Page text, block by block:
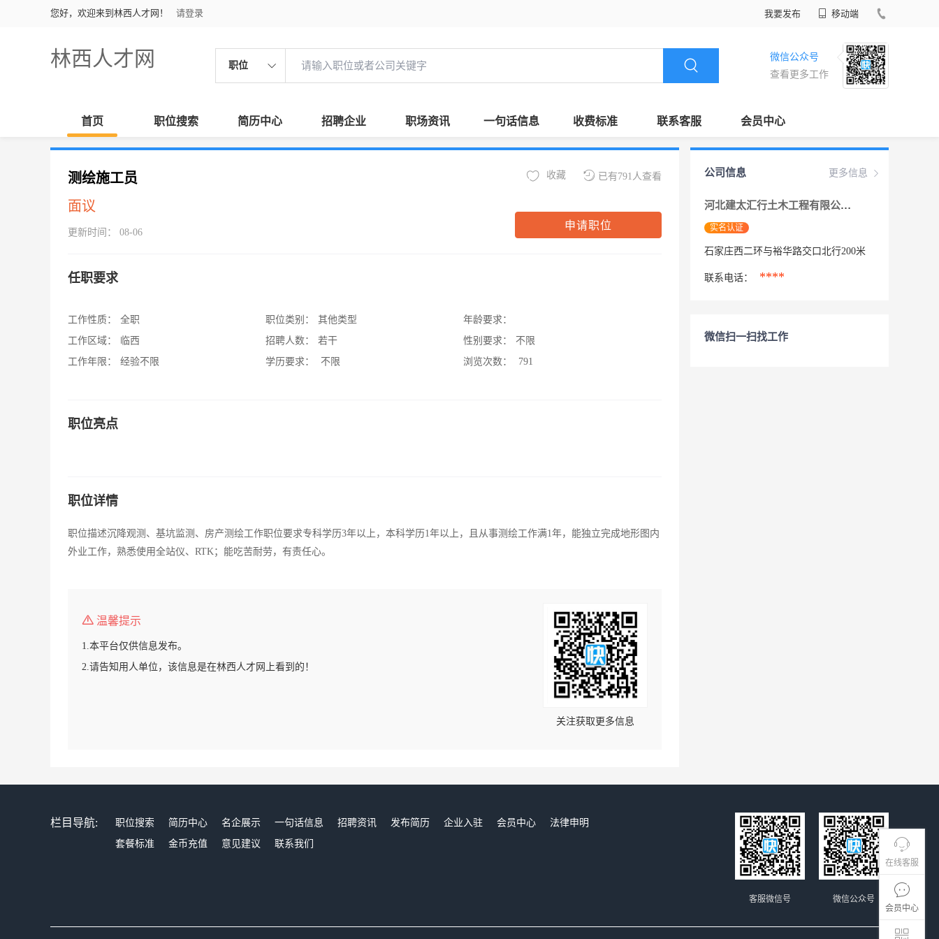
您好，欢迎来到林西人才网！ 请登录 我要发布 移动端
林西人才网 职位
微信公众号
查看更多工作
首页 职位搜索 简历中心 招聘企业 职场资讯 一句话信息 收费标准 联系客服 会员中心
在线客服
会员中心
测绘施工员
面议
更新时间： 08-06
已有791人查看
收藏
申请职位
任职要求
工作性质：
全职
工作区域：
临西
工作年限：
经验不限
职位类别：
其他类型
招聘人数：
若干
学历要求：
不限
年龄要求：
性别要求：
不限
浏览次数：
791
职位亮点
职位详情
职位描述沉降观测、基坑监测、房产测绘工作职位要求专科学历3年以上，本科学历1年以上，且从事测绘工作满1年，能独立完成地形图内
外业工作，熟悉使用全站仪、RTK；能吃苦耐劳，有责任心。
温馨提示
1.本平台仅供信息发布。
2.请告知用人单位，该信息是在林西人才网上看到的！
关注获取更多信息
更多信息
公司信息
河北建太汇行土木工程有限公司
实名认证
石家庄西二环与裕华路交口北行200米
联系电话： ****
微信扫一扫找工作
栏目导航: 职位搜索 简历中心 名企展示 一句话信息 招聘资讯 发布简历 企业入驻 会员中心
法律申明
套餐标准
金币充值 意见建议 联系我们
微信公众号
客服微信号